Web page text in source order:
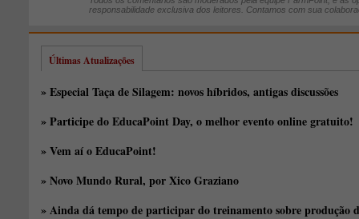
responsabilidade exclusiva dos leitores. Contamos com sua
Últimas Atualizações
» Especial Taça de Silagem: novos híbridos, antigas discussões
» Participe do EducaPoint Day, o melhor evento online gratuito!
» Vem aí o EducaPoint!
» Novo Mundo Rural, por Xico Graziano
» Ainda dá tempo de participar do treinamento sobre produção